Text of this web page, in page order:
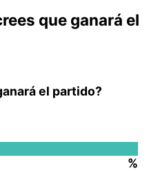
que ganará el
el partido?
%